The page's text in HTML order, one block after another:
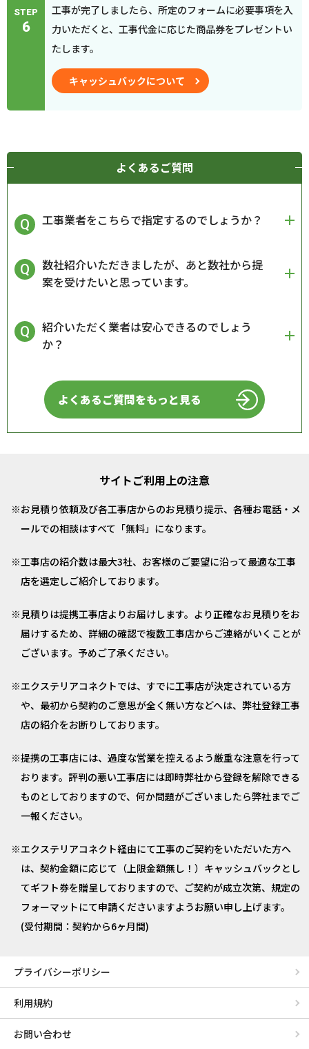
STEP
6
工事が完了しましたら、所定のフォームに必要事項を入
力いただくと、工事代金に応じた商品券をプレゼントい
たします。
キャッシュバックについて
よくあるご質問
工事業者をこちらで指定するのでしょうか？
数社紹介いただきましたが、あと数社から提
案を受けたいと思っています。
紹介いただく業者は安心できるのでしょう
か？
よくあるご質問をもっと見る
サイトご利用上の注意
お見積り依頼及び各工事店からのお見積り提示、各種お電話・メ
ールでの相談はすべて「無料」になります。
工事店の紹介数は最大3社、お客様のご要望に沿って最適な工事
店を選定しご紹介しております。
見積りは提携工事店よりお届けします。より正確なお見積りをお
届けするため、詳細の確認で複数工事店からご連絡がいくことが
ございます。予めご了承ください。
エクステリアコネクトでは、すでに工事店が決定されている方
や、最初から契約のご意思が全く無い方などへは、弊社登録工事
店の紹介をお断りしております。
提携の工事店には、過度な営業を控えるよう厳重な注意を行って
おります。評判の悪い工事店には即時弊社から登録を解除できる
ものとしておりますので、何か問題がございましたら弊社までご
一報ください。
エクステリアコネクト経由にて工事のご契約をいただいた方へ
は、契約金額に応じて（上限金額無し！）キャッシュバックとし
てギフト券を贈呈しておりますので、ご契約が成立次第、規定の
フォーマットにて申請くださいますようお願い申し上げます。
(受付期間：契約から6ヶ月間)
プライバシーポリシー
利用規約
お問い合わせ